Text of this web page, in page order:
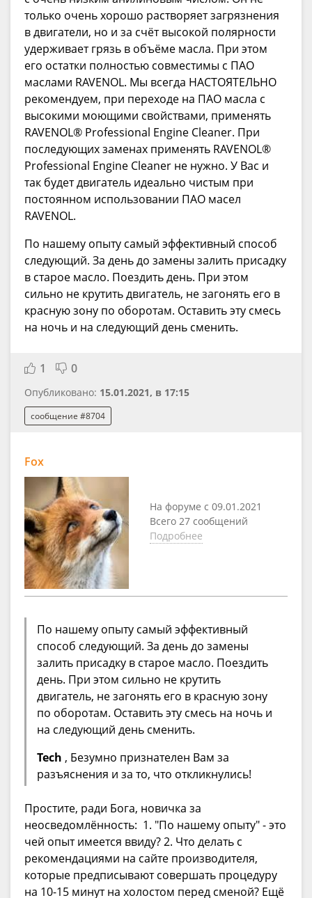
только очень хорошо растворяет загрязнения
в двигатели, но и за счёт высокой полярности
удерживает грязь в объёме масла. При этом
его остатки полностью совместимы с ПАО
маслами RAVENOL. Мы всегда НАСТОЯТЕЛЬНО
рекомендуем, при переходе на ПАО масла с
высокими моющими свойствами, применять
RAVENOL® Professional Engine Cleaner. При
последующих заменах применять RAVENOL®
Professional Engine Cleaner не нужно. У Вас и
так будет двигатель идеально чистым при
постоянном использовании ПАО масел
RAVENOL.
По нашему опыту самый эффективный способ
следующий. За день до замены залить присадку
в старое масло. Поездить день. При этом
сильно не крутить двигатель, не загонять его в
красную зону по оборотам. Оставить эту смесь
на ночь и на следующий день сменить.
1 0
Опубликовано: 15.01.2021, в 17:15
сообщение #8704
Fox
На форуме с 09.01.2021
Всего 27 сообщений
Подробнее
По нашему опыту самый эффективный
способ следующий. За день до замены
залить присадку в старое масло. Поездить
день. При этом сильно не крутить
двигатель, не загонять его в красную зону
по оборотам. Оставить эту смесь на ночь и
на следующий день сменить.
Tech , Безумно признателен Вам за
разъяснения и за то, что откликнулись!
Простите, ради Бога, новичка за
неосведомлённость: 1. "По нашему опыту" - это
чей опыт имеется ввиду? 2. Что делать с
рекомендациями на сайте производителя,
которые предписывают совершать процедуру
на 10-15 минут на холостом перед сменой? Ещё